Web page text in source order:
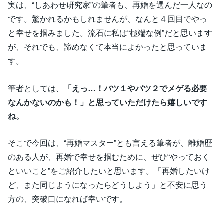
実は、“しあわせ研究家”の筆者も、再婚を選んだ一人なの
です。驚かれるかもしれませんが、なんと４回目でやっ
と幸せを掴みました。流石に私は“極端な例”だと思います
が、それでも、諦めなくて本当によかったと思っていま
す。
筆者としては、
「えっ…！バツ１やバツ２でメゲる必要
なんかないのかも！」と思っていただけたら嬉しいです
ね。
そこで今回は、“再婚マスター”とも言える筆者が、離婚歴
のある人が、再婚で幸せを掴むために、ぜひ“やっておく
といいこと”をご紹介したいと思います。「再婚したいけ
ど、また同じようになったらどうしよう」と不安に思う
方の、突破口になれば幸いです。